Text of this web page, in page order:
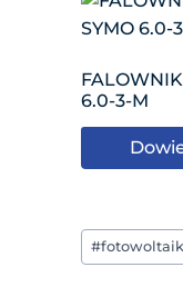
6.0-3-M
Tagi
wpisu:
#